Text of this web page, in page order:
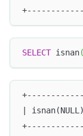
SELECT isnan(
|